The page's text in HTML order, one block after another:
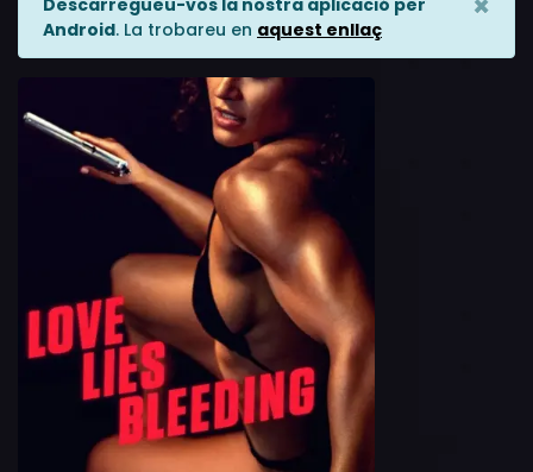
Descarregueu-vos la nostra aplicació per
Android. La trobareu en aquest enllaç